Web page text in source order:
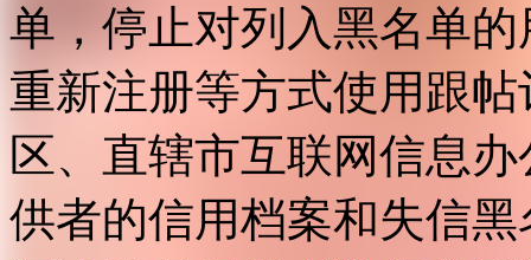
单，停止对列入黑名单
重新注册等方式使用跟
区、直辖市互联网信息
供者的信用档案和失信